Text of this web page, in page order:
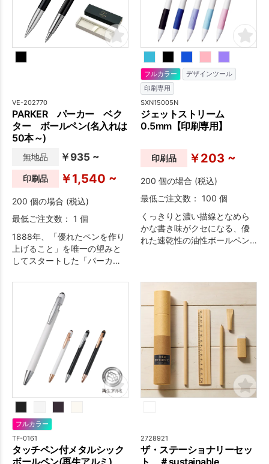
VE-202770
PARKER パーカー ベク
ター ボールペン(名入れは
50本～)
無地品 ￥935 ~
印刷品 ￥1,540 ~
200 個の場合 (税込)
最低ご注文数： 1 個
1888年、「優れたペンを作り
上げること」を唯一の望みと
してスタートした「パーカ
歴史に残るセンセーショナル
な筆記具を生みだしてきた実
績から「世界で最も愛される
ペン」と称されています。
フルカラー
デザインツール
印刷専用
SXN15005N
ジェットストリーム
0.5mm【印刷専用】
印刷品 ￥203 ~
200 個の場合 (税込)
最低ご注文数： 100 個
くっきりと濃い描線となめら
かな書き味がクセになる、優
れた速乾性の油性ボールペン
可能です。誰もが知っている
有名ボールペンに名入れをし
てノベルティとしてご活用い
ただければ、より高い販促効
果が期待できます。オプショ
ンで熨斗箱入れも対応可能な
ので記念品や贈答品としても
お役立てください。
フルカラー
TF-0161
タッチペン付メタルシック
ボールペン(再生アルミ)
2728921
ザ・ステーショナリーセッ
ト ＃sustainable